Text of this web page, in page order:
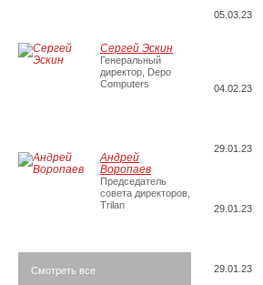
05.03.23
04.02.23
29.01.23
29.01.23
29.01.23
Сергей Эскин
Генеральный
директор, Depo
Computers
Андрей
Воропаев
Председатель
совета директоров,
Trilan
Смотреть все